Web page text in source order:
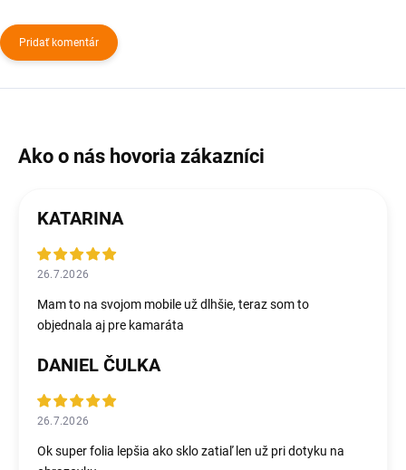
Pridať komentár
KATARINA
26.7.2026
Mam to na svojom mobile už dlhšie, teraz som to
objednala aj pre kamaráta
DANIEL ČULKA
26.7.2026
Ok super folia lepšia ako sklo zatiaľ len už pri dotyku na